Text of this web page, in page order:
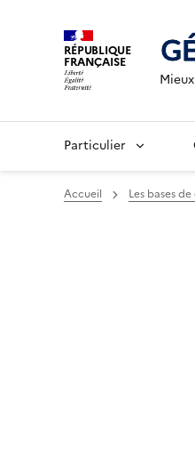
RÉPUBLIQUE
FRANÇAISE
Particulier
Accueil Les bases